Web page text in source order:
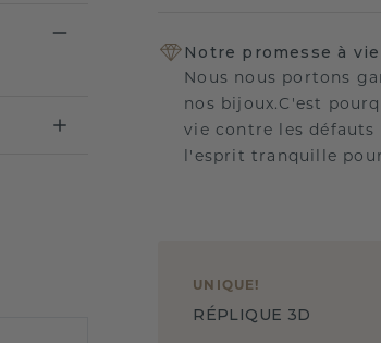
Notre promesse à vie
Nous nous portons
nos bijoux.C'est
vie contre les défauts
l'esprit tranquille
UNIQUE !
RÉPLIQUE 3D